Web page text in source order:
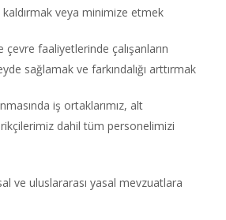
veya minimize etmek
çevre faaliyetlerinde çalışanların
sağlamak ve farkındalığı arttırmak
iş ortaklarımız, alt
dahil tüm personelimizi
ve uluslararası yasal mevzuatlara